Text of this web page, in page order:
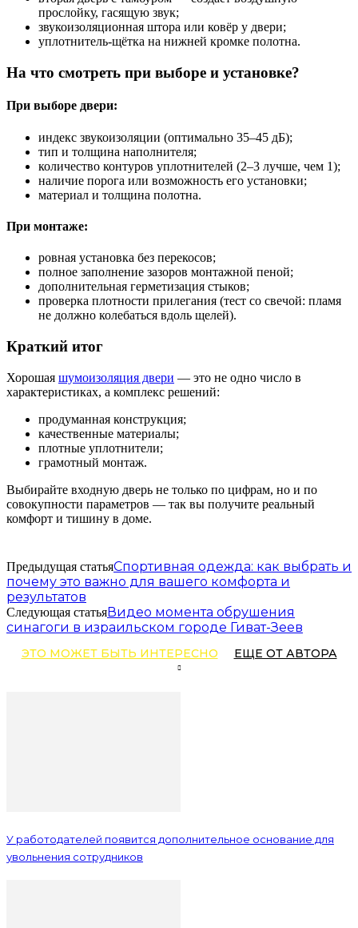
прослойку, гасящую звук;
звукоизоляционная штора или ковёр у двери;
уплотнитель‑щётка на нижней кромке полотна.
На что смотреть при выборе и установке?
При выборе двери:
индекс звукоизоляции (оптимально 35–45 дБ);
тип и толщина наполнителя;
количество контуров уплотнителей (2–3 лучше, чем 1);
наличие порога или возможность его установки;
материал и толщина полотна.
При монтаже:
ровная установка без перекосов;
полное заполнение зазоров монтажной пеной;
дополнительная герметизация стыков;
проверка плотности прилегания (тест со свечой: пламя
не должно колебаться вдоль щелей).
Краткий итог
Хорошая шумоизоляция двери — это не одно число в
характеристиках, а комплекс решений:
продуманная конструкция;
качественные материалы;
плотные уплотнители;
грамотный монтаж.
Выбирайте входную дверь не только по цифрам, но и по
совокупности параметров — так вы получите реальный
комфорт и тишину в доме.
Предыдущая статьяСпортивная одежда: как выбрать и
почему это важно для вашего комфорта и
результатов
Следующая статьяВидео момента обрушения
синагоги в израильском городе Гиват-Зеев
ЭТО МОЖЕТ БЫТЬ ИНТЕРЕСНО ЕЩЕ ОТ АВТОРА
У работодателей появится дополнительное основание для
увольнения сотрудников